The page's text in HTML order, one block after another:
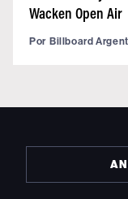
Wacken Open Air
Por Billboard